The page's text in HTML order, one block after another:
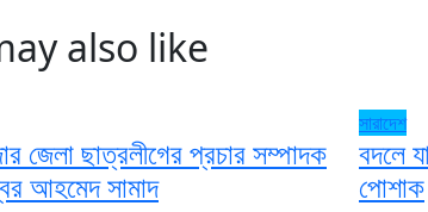
also like
জেলা ছাত্রলীগের প্রচার সম্পাদক
আহমেদ সামাদ
সারাদেশ
বদলে
পোশাক